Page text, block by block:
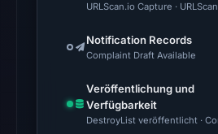
1
match
Aug
7,
URLScan.io Capture ·
Notification Records
Complaint Draft Available
Veröffentlichung und
Verfügbarkeit
DestroyList veröffentlicht ·